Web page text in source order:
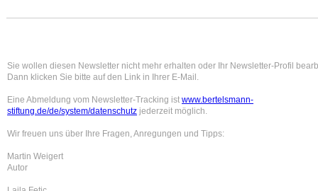
Sie wollen diesen Newsletter nicht mehr erhalten oder Ihr Newsletter-Profil
Dann klicken Sie bitte auf den Link in Ihrer E-Mail.
Eine Abmeldung vom Newsletter-Tracking ist www.bertelsmann-
stiftung.de/de/system/datenschutz jederzeit möglich.
Wir freuen uns über Ihre Fragen, Anregungen und Tipps:
Martin Weigert
Autor